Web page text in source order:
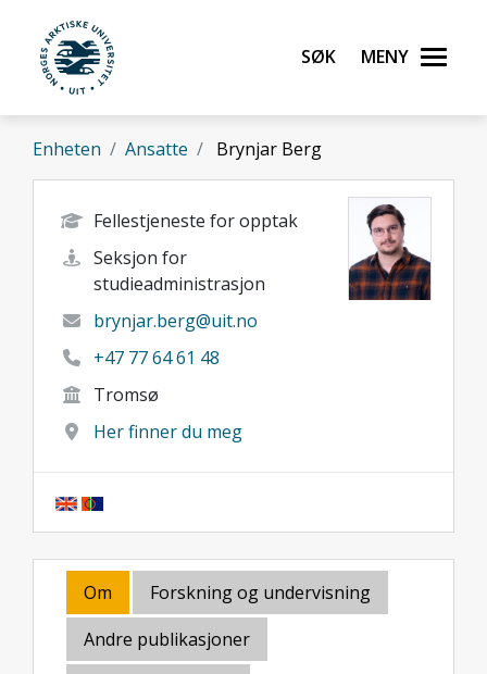
Gå til hovedinnhold
UiT Norges arktiske universitet
Søk Meny
Enheten Ansatte Brynjar Berg
Fellestjeneste for opptak
Seksjon for
studieadministrasjon
brynjar.berg@uit.no
+47 77 64 61 48
Tromsø
Her finner du meg
Om
Forskning og undervisning
Andre publikasjoner